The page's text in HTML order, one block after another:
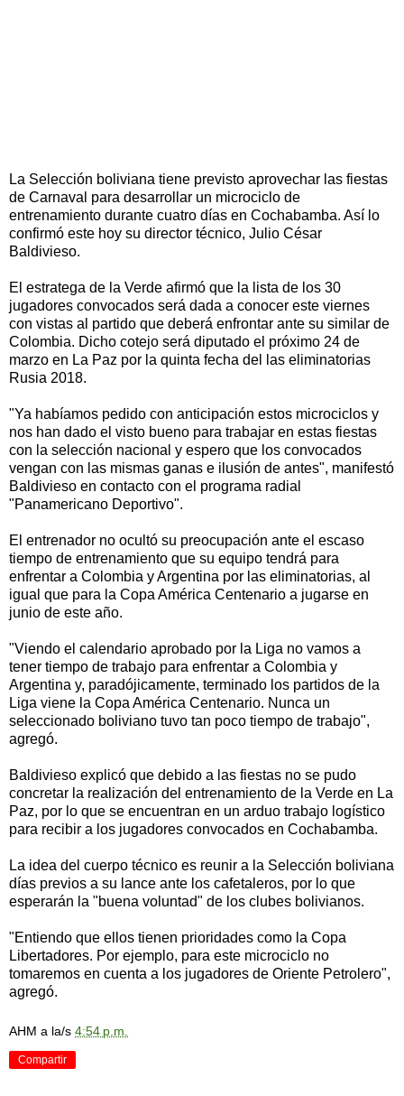
La Selección boliviana tiene previsto aprovechar las fiestas
de Carnaval para desarrollar un microciclo de
entrenamiento durante cuatro días en Cochabamba. Así lo
confirmó este hoy su director técnico, Julio César
Baldivieso.
El estratega de la Verde afirmó que la lista de los 30
jugadores convocados será dada a conocer este viernes
con vistas al partido que deberá enfrontar ante su similar de
Colombia. Dicho cotejo será diputado el próximo 24 de
marzo en La Paz por la quinta fecha del las eliminatorias
Rusia 2018.
"Ya habíamos pedido con anticipación estos microciclos y
nos han dado el visto bueno para trabajar en estas fiestas
con la selección nacional y espero que los convocados
vengan con las mismas ganas e ilusión de antes", manifestó
Baldivieso en contacto con el programa radial
"Panamericano Deportivo".
El entrenador no ocultó su preocupación ante el escaso
tiempo de entrenamiento que su equipo tendrá para
enfrentar a Colombia y Argentina por las eliminatorias, al
igual que para la Copa América Centenario a jugarse en
junio de este año.
"Viendo el calendario aprobado por la Liga no vamos a
tener tiempo de trabajo para enfrentar a Colombia y
Argentina y, paradójicamente, terminado los partidos de la
Liga viene la Copa América Centenario. Nunca un
seleccionado boliviano tuvo tan poco tiempo de trabajo",
agregó.
Baldivieso explicó que debido a las fiestas no se pudo
concretar la realización del entrenamiento de la Verde en La
Paz, por lo que se encuentran en un arduo trabajo logístico
para recibir a los jugadores convocados en Cochabamba.
La idea del cuerpo técnico es reunir a la Selección boliviana
días previos a su lance ante los cafetaleros, por lo que
esperarán la "buena voluntad" de los clubes bolivianos.
"Entiendo que ellos tienen prioridades como la Copa
Libertadores. Por ejemplo, para este microciclo no
tomaremos en cuenta a los jugadores de Oriente Petrolero",
agregó.
AHM a la/s 4:54 p.m.
Compartir